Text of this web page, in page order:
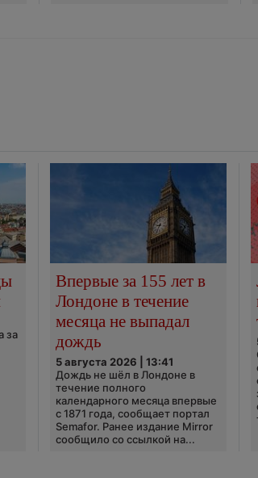
за
Впервые за 155 лет в
Лондоне в течение
месяца не выпадал
дождь
5 августа 2026 | 13:41
Дождь не шёл в Лондоне в
течение полного
календарного месяца впервые
с 1871 года, сообщает портал
Semafor. Ранее издание Mirror
сообщило со ссылкой на...